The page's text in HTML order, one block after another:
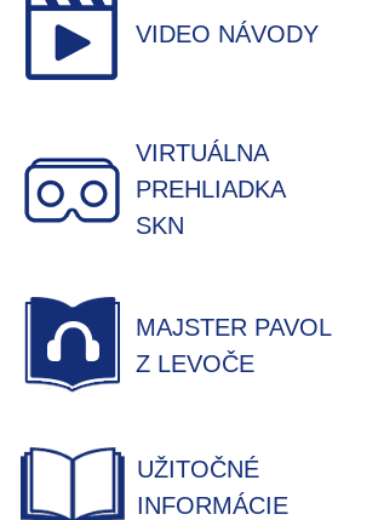
VIDEO NÁVODY
VIRTUÁLNA
PREHLIADKA
SKN
MAJSTER PAVOL
Z LEVOČE
UŽITOČNÉ
INFORMÁCIE